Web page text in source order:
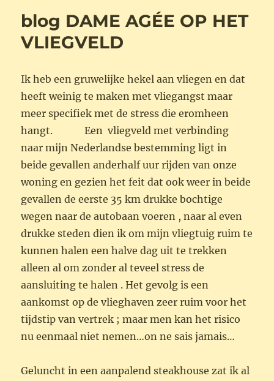
blog DAME AGÉE OP HET
VLIEGVELD
Ik heb een gruwelijke hekel aan vliegen en dat
heeft weinig te maken met vliegangst maar
meer specifiek met de stress die eromheen
hangt. Een vliegveld met verbinding
naar mijn Nederlandse bestemming ligt in
beide gevallen anderhalf uur rijden van onze
woning en gezien het feit dat ook weer in beide
gevallen de eerste 35 km drukke bochtige
wegen naar de autobaan voeren , naar al even
drukke steden dien ik om mijn vliegtuig ruim te
kunnen halen een halve dag uit te trekken
alleen al om zonder al teveel stress de
aansluiting te halen . Het gevolg is een
aankomst op de vlieghaven zeer ruim voor het
tijdstip van vertrek ; maar men kan het risico
nu eenmaal niet nemen…on ne sais jamais…
Geluncht in een aanpalend steakhouse zat ik al